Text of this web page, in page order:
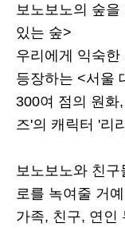
보노보노의 숲
있는 숲>
우리에게 익숙한
등장하는 <서울
300여 점의 원화
즈'의 캐릭터 '리
보노보노와 친
로를 녹여줄 거
가족, 친구, 연인